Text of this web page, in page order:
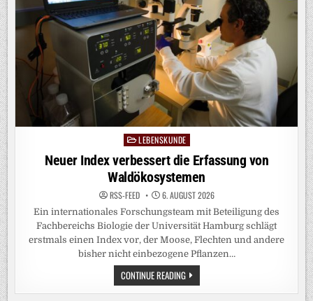
Posted
in
LEBENSKUNDE
Neuer Index verbessert die Erfassung von
Waldökosystemen
RSS-FEED 6. AUGUST 2026
Ein internationales Forschungsteam mit Beteiligung des
Fachbereichs Biologie der Universität Hamburg schlägt
erstmals einen Index vor, der Moose, Flechten und andere
bisher nicht einbezogene Pflanzen…
CONTINUE READINGNEUER
INDEX
VERBESSERT